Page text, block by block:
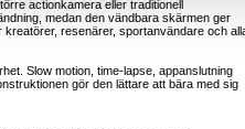
actionkamera eller traditionell
medan den vändbara skärmen ger
resenärer, sportanvändare och
Slow motion, time-lapse, appanslutning
gör den lättare att bära med sig